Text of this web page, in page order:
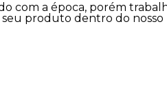
com a época, porém
produto dentro do nosso